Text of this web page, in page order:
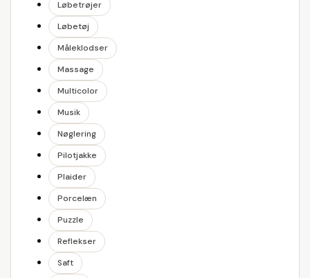
Løbetrøjer
Løbetøj
Måleklodser
Massage
Multicolor
Musik
Nøglering
Pilotjakke
Plaider
Porcelæn
Puzzle
Reflekser
Saft